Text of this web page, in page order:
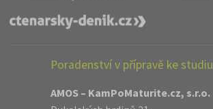
Poradenství v přípravě ke studiu
AMOS – KamPoMaturite.cz, s.r.o.